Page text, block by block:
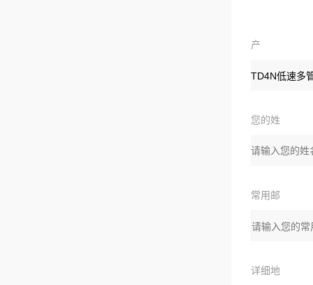
产
品：
您的姓
名：
常用邮
箱：
详细地